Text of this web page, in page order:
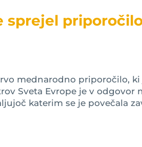
sprejel
mednarodno priporočilo,
Sveta Evrope je v odgovor
katerim se je povečala